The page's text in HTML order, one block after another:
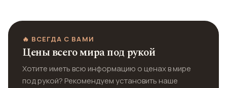
🔥 ВСЕГДА С ВАМИ
Цены всего мира под рукой
Хотите иметь всю информацию о ценах в мире
под рукой? Рекомендуем установить наше